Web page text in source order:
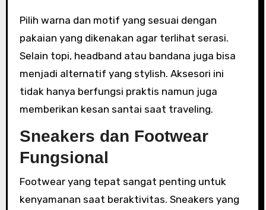
Pilih warna dan motif yang sesuai dengan
pakaian yang dikenakan agar terlihat serasi.
Selain topi, headband atau bandana juga bisa
menjadi alternatif yang stylish. Aksesori ini
tidak hanya berfungsi praktis namun juga
memberikan kesan santai saat traveling.
Sneakers dan Footwear
Fungsional
Footwear yang tepat sangat penting untuk
kenyamanan saat beraktivitas. Sneakers yang